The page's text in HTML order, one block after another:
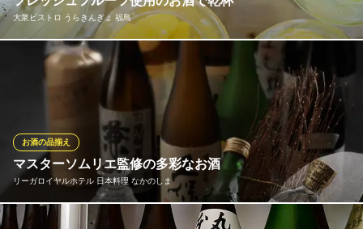
八金 福島本店
鶏卸直営・但馬高原鶏
ＪＲ大阪環状線福島（JR）駅 徒歩1分
大阪府大阪市福島区福島5-10-19
大衆ビストロ うらきんぎょ 福島
フレッシュなフルーツを贅沢に使った「生フルーツスパークリン
グ」果実の甘さとはじける炭酸が心地良い爽快感。フルーティー
で飲みやすいスパークリングワインに仕上げました！旬のフルー
ツをふんだんに使用しているため、季節ごとでお楽しみ頂けま
す。
大衆ビストロ うらきんぎょ 福島
隠れ家/テラス席/個室
ＪＲ東西線新福島駅 徒歩1分
大阪府大阪市福島区福島2-8-15
マスターソムリエ監修の多彩なお酒
リーガロイヤルホテル 日本料理 なかのしま
お酒の品揃え